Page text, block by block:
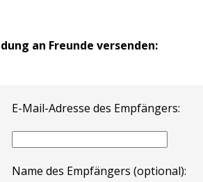
an Freunde versenden:
E-Mail-Adresse des Empfängers:
Name des Empfängers (optional):